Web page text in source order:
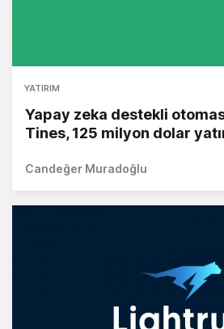
YATIRIM
Yapay zeka destekli
Tines, 125 milyon dolar
Candeğer Muradoğlu